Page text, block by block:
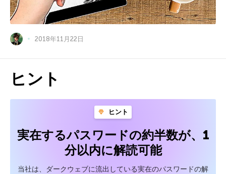
2018年11月22日
ヒント
ヒント
実在するパスワードの約半数が、1
分以内に解読可能
当社は、ダークウェブに流出している実在のパスワードの解